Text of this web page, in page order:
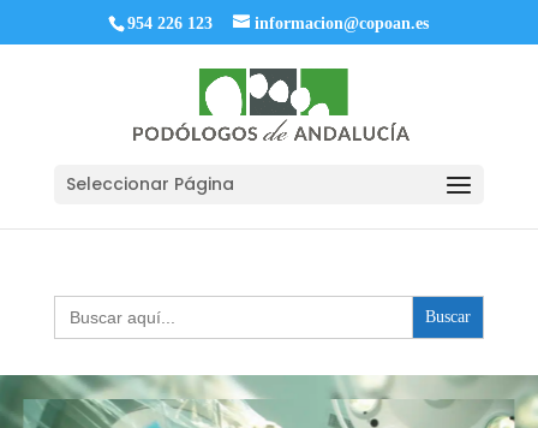
954 226 123 informacion@copoan.es
Seleccionar Página
Buscar: